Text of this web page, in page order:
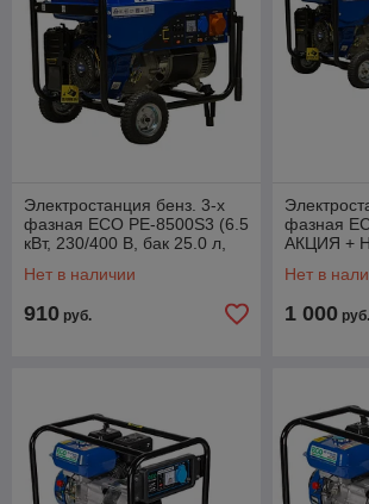
Электростанция бенз. 3-х
фазная ECO PE-8500S3 (6.5
кВт, 230/400 В, бак 25.0 л,
Нет в наличии
910 руб.
фазная
АКЦИЯ +
230/400 В,
Нет в
1 000 руб.